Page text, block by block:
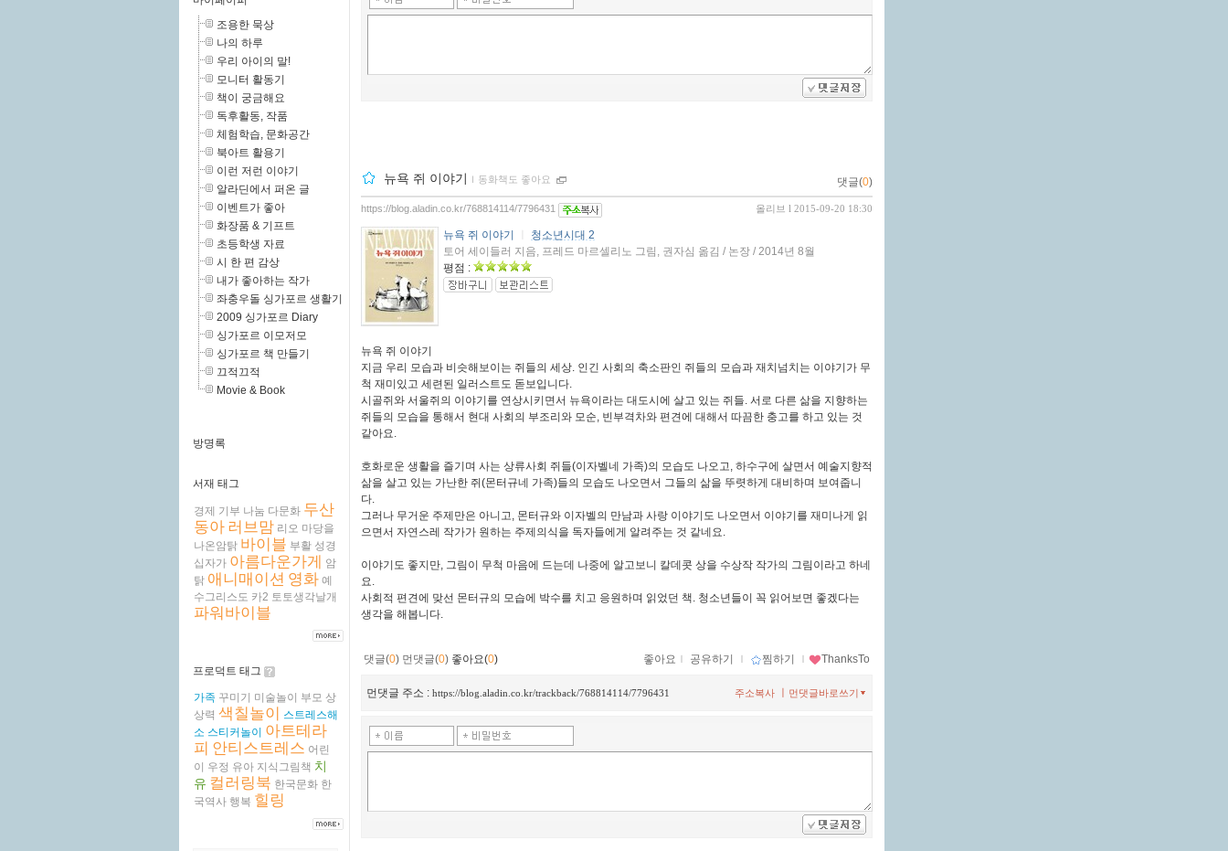
조용한 묵상
나의 하루
우리 아이의 말!
모니터 활동기
책이 궁금해요
독후활동, 작품
체험학습, 문화공간
북아트 활용기
이런 저런 이야기
알라딘에서 퍼온 글
이벤트가 좋아
화장품 & 기프트
초등학생 자료
시 한 편 감상
내가 좋아하는 작가
좌충우돌 싱가포르 생활기
2009 싱가포르 Diary
싱가포르 이모저모
싱가포르 책 만들기
끄적끄적
Movie & Book
방명록
서재 태그
경제 기부 나눔 다문화 두산
동아 러브맘 리오 마당을
나온암탉 바이블 부활 성경
십자가 아름다운가게 암
탉 애니매이션 영화 예
수그리스도 카2 토토생각날개
파워바이블
프로덕트 태그
가족 꾸미기 미술놀이 부모 상
상력 색칠놀이 스트레스해
소 스티커놀이
아트테라
피 안티스트레스 어린
이
우정 유아 지식그림책 치
유 컬러링북 한국문화 한
국역사 행복 힐링
뉴욕 쥐 이야기 ｌ 동화책도 좋아요 댓글(0)
올리브 l 2015-09-20 18:30
https://blog.aladin.co.kr/768814114/7796431
뉴욕 쥐 이야기
청소년시대 2
토어 세이들러 지음, 프레드 마르셀리노 그림, 권자심 옮김 / 논장 / 2014년 8월
평점 :
뉴욕 쥐 이야기
지금 우리 모습과 비슷해보이는 쥐들의 세상. 인긴 사회의 축소판인 쥐들의 모습과 재치넘치는 이야기가 무
척 재미있고 세련된 일러스트도 돋보입니다.
시골쥐와 서울쥐의 이야기를 연상시키면서 뉴욕이라는 대도시에 살고 있는 쥐들. 서로 다른 삶을 지향하는
쥐들의 모습을 통해서 현대 사회의 부조리와 모순, 빈부격차와 편견에 대해서 따끔한 충고를 하고 있는 것
같아요.
호화로운 생활을 즐기며 사는 상류사회 쥐들(이자벨네 가족)의 모습도 나오고, 하수구에 살면서 예술지향적
삶을 살고 있는 가난한 쥐(몬터규네 가족)들의 모습도 나오면서 그들의 삶을 뚜렷하게 대비하며 보여줍니
다.
그러나 무거운 주제만은 아니고, 몬터규와 이자벨의 만남과 사랑 이야기도 나오면서 이야기를 재미나게 읽
으면서 자연스레 작가가 원하는 주제의식을 독자들에게 알려주는 것 같네요.
이야기도 좋지만, 그림이 무척 마음에 드는데 나중에 알고보니 칼데콧 상을 수상작 작가의 그림이라고 하네
요.
사회적 편견에 맞선 몬터규의 모습에 박수를 치고 응원하며 읽었던 책. 청소년들이 꼭 읽어보면 좋겠다는
생각을 해봅니다.
댓글(0) 먼댓글(0) 좋아요(0) 좋아요 ｌ 공유하기 ｌ 찜하기 ｌ ThanksTo
먼댓글 주소 : https://blog.aladin.co.kr/trackback/768814114/7796431 먼댓글바로쓰기
주소복사